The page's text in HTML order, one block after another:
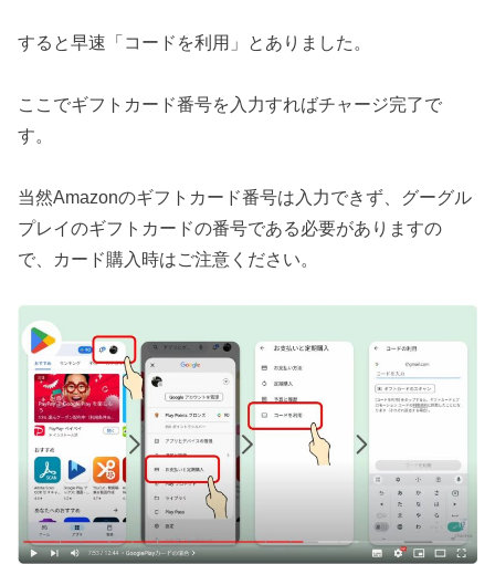
すると早速「コードを利用」とありました。
ここでギフトカード番号を入力すればチャージ完了で
す。
当然Amazonのギフトカード番号は入力できず、グーグル
プレイのギフトカードの番号である必要がありますの
で、カード購入時はご注意ください。